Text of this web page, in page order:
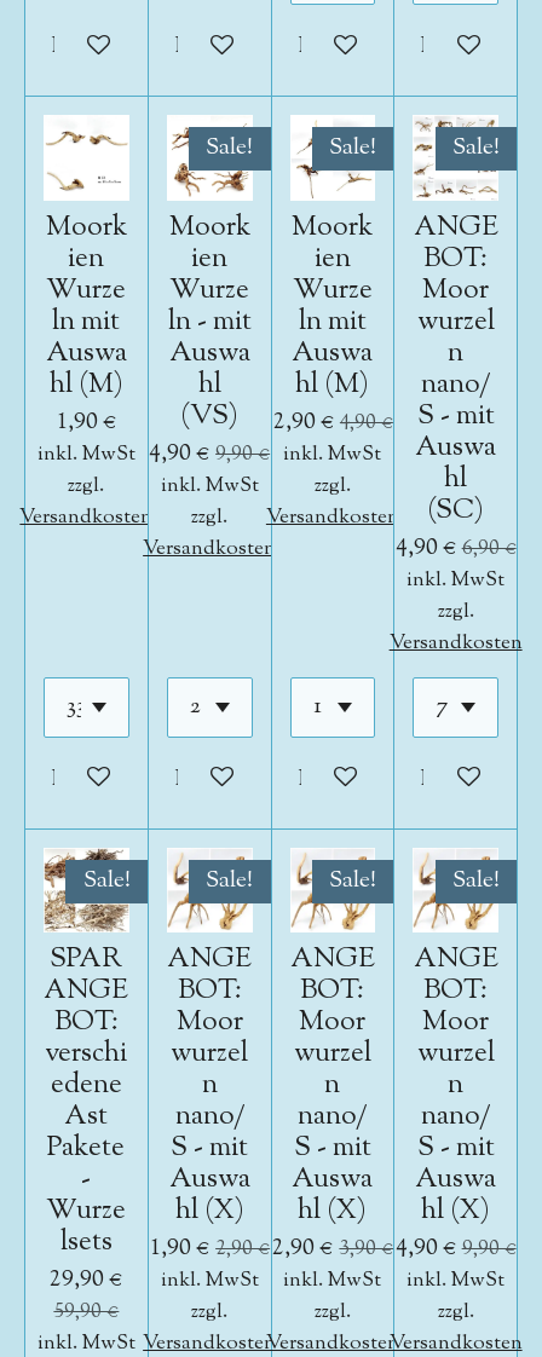
In den WarenkorbIn den WarenkorbIn den Warenkorb
In den
Moork
ien
Wurze
ln mit
Auswa
hl (M)
1,90 €
inkl. MwSt
zzgl.
Versandkosten
In den Warenkorb
Sale!
Moork
ien
Wurze
ln - mit
Auswa
hl
(VS)
4,90 € 9,90 €
inkl. MwSt
zzgl.
Versandkosten
In den Warenkorb
Sale!
Moork
ien
Wurze
ln mit
Auswa
hl (M)
2,90 € 4,90 €
inkl. MwSt
zzgl.
Versandkosten
In den Warenkorb
Sale!
ANGE
BOT:
Moor
wurzel
n
nano/
S - mit
Auswa
hl
(SC)
4,90 €6,90 €
inkl. MwSt
zzgl.
Versandkosten
In den
Sale!
SPAR
ANGE
BOT:
verschi
edene
Ast
Pakete
-
Wurze
lsets
29,90 €
59,90 €
inkl. MwSt
Sale!
ANGE
BOT:
Moor
wurzel
n
nano/
S - mit
Auswa
hl (X)
1,90 € 2,90 €
inkl. MwSt
zzgl.
Versandkosten
Sale!
ANGE
BOT:
Moor
wurzel
n
nano/
S - mit
Auswa
hl (X)
2,90 € 3,90 €
inkl. MwSt
zzgl.
Versandkosten
Sale!
ANGE
BOT:
Moor
wurzel
n
nano/
S - mit
Auswa
hl (X)
4,90 €9,90 €
inkl. MwSt
zzgl.
Versandkosten